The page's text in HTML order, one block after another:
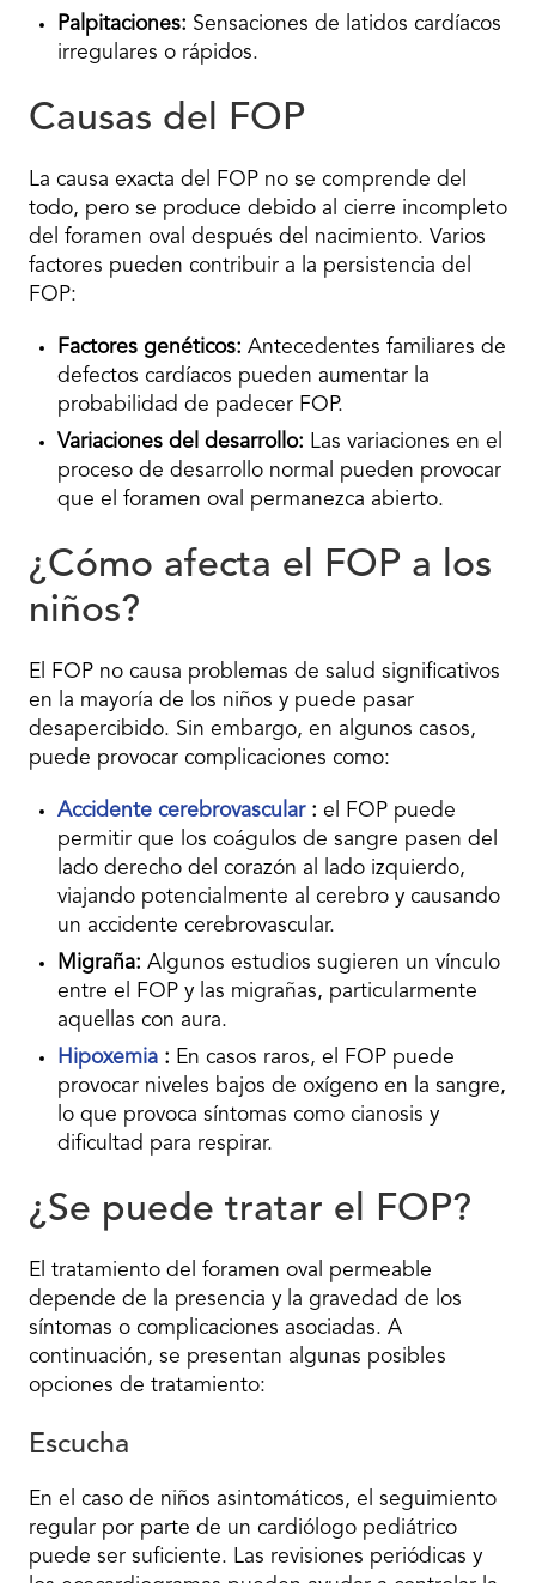
Palpitaciones: Sensaciones de latidos cardíacos
irregulares o rápidos.
Causas del FOP
La causa exacta del FOP no se comprende del
todo, pero se produce debido al cierre incompleto
del foramen oval después del nacimiento. Varios
factores pueden contribuir a la persistencia del
FOP:
Factores genéticos: Antecedentes familiares de
defectos cardíacos pueden aumentar la
probabilidad de padecer FOP.
Variaciones del desarrollo: Las variaciones en el
proceso de desarrollo normal pueden provocar
que el foramen oval permanezca abierto.
¿Cómo afecta el FOP a los
niños?
El FOP no causa problemas de salud significativos
en la mayoría de los niños y puede pasar
desapercibido. Sin embargo, en algunos casos,
puede provocar complicaciones como:
Accidente cerebrovascular: el FOP puede
permitir que los coágulos de sangre pasen del
lado derecho del corazón al lado izquierdo,
viajando potencialmente al cerebro y causando
un accidente cerebrovascular.
Migraña: Algunos estudios sugieren un vínculo
entre el FOP y las migrañas, particularmente
aquellas con aura.
Hipoxemia : En casos raros, el FOP puede
provocar niveles bajos de oxígeno en la sangre,
lo que provoca síntomas como cianosis y
dificultad para respirar.
¿Se puede tratar el FOP?
El tratamiento del foramen oval permeable
depende de la presencia y la gravedad de los
síntomas o complicaciones asociadas. A
continuación, se presentan algunas posibles
opciones de tratamiento:
Escucha
En el caso de niños asintomáticos, el seguimiento
regular por parte de un cardiólogo pediátrico
puede ser suficiente. Las revisiones periódicas y